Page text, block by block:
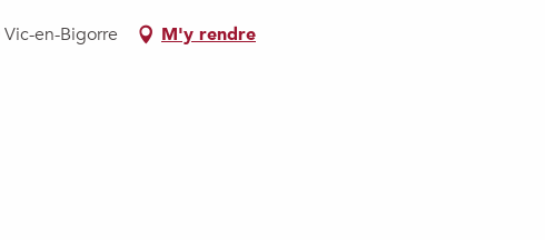
en-Bigorre M'y rendre